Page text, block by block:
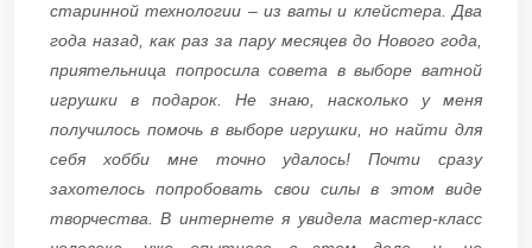
старинной технологии – из ваты и клейстера. Два
года назад, как раз за пару месяцев до Нового года,
приятельница попросила совета в выборе ватной
игрушки в подарок. Не знаю, насколько у меня
получилось помочь в выборе игрушки, но найти для
себя хобби мне точно удалось! Почти сразу
захотелось попробовать свои силы в этом виде
творчества. В интернете я увидела мастер-класс